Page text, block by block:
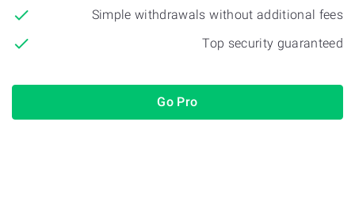
Simple withdrawals without additional fees
Top security guaranteed
Go Pro